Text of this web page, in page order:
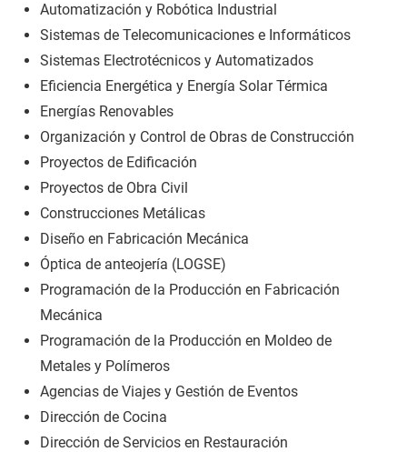
Automatización y Robótica Industrial
Sistemas de Telecomunicaciones e Informáticos
Sistemas Electrotécnicos y Automatizados
Eficiencia Energética y Energía Solar Térmica
Energías Renovables
Organización y Control de Obras de Construcción
Proyectos de Edificación
Proyectos de Obra Civil
Construcciones Metálicas
Diseño en Fabricación Mecánica
Óptica de anteojería (LOGSE)
Programación de la Producción en Fabricación
Mecánica
Programación de la Producción en Moldeo de
Metales y Polímeros
Agencias de Viajes y Gestión de Eventos
Dirección de Cocina
Dirección de Servicios en Restauración